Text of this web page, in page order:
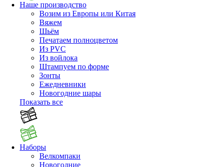
Наше производство
Возим из Европы или Китая
Вяжем
Шьём
Печатаем полноцветом
Из PVC
Из войлока
Штампуем по форме
Зонты
Ежедневники
Новогодние шары
Показать все
Наборы
Велкомпаки
Новогодние